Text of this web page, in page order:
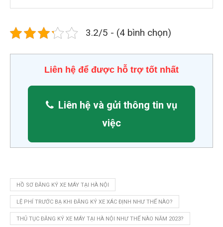
3.2/5 - (4 bình chọn)
Liên hệ để được hỗ trợ tốt nhất
Liên hệ và gửi thông tin vụ
việc
HỒ SƠ ĐĂNG KÝ XE MÁY TẠI HÀ NỘI
LỆ PHÍ TRƯỚC BẠ KHI ĐĂNG KÝ XE XÁC ĐỊNH NHƯ THẾ NÀO?
THỦ TỤC ĐĂNG KÝ XE MÁY TẠI HÀ NỘI NHƯ THẾ NÀO NĂM 2023?